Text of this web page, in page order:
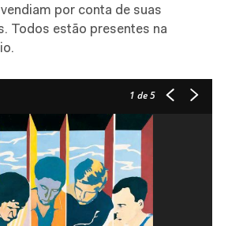
por conta de suas
Todos estão presentes na
1 de 5